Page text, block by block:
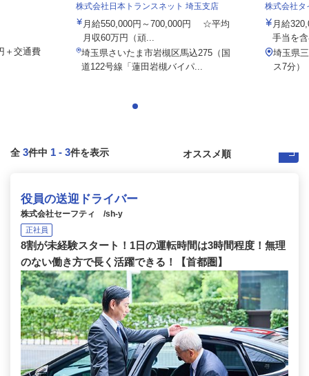
＋交通費
株式会社日本トランスネット 埼玉支店
月給550,000円～700,000円 ☆平均
月収60万円（頑...
埼玉県さいたま市岩槻区馬込275（国
道122号線「蓮田岩槻バイパ...
株式会社タ
月給
手当を
埼玉県
ス7分）
全 3件中 1 - 3件を表示
役員の送迎ドライバー
株式会社セーフティ /sh-y
正社員
8割が未経験スタート！1日の運転時間は3時間程度！無理
のない働き方で長く活躍できる！【首都圏】